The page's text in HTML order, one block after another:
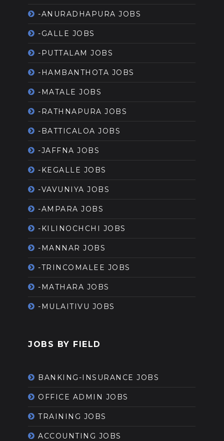
-ANURADHAPURA JOBS
-GALLE JOBS
-PUTTALAM JOBS
-HAMBANTHOTA JOBS
-MATALE JOBS
-RATHNAPURA JOBS
-BATTICALOA JOBS
-JAFFNA JOBS
-KEGALLE JOBS
-VAVUNIYA JOBS
-AMPARA JOBS
-KILINOCHCHI JOBS
-MANNAR JOBS
-TRINCOMALEE JOBS
-MATHARA JOBS
-MULAITIVU JOBS
JOBS BY FIELD
BANKING-INSURANCE JOBS
OFFICE ADMIN JOBS
TRAINING JOBS
ACCOUNTING JOBS